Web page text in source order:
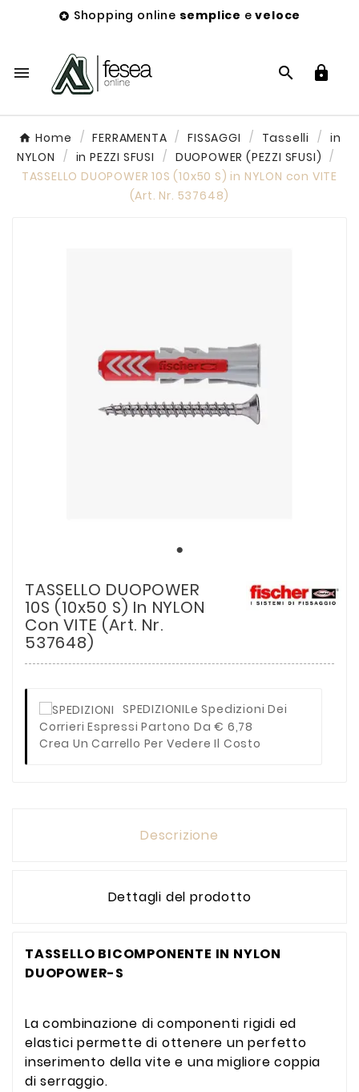
 Shopping online semplice eveloce
  
Home FERRAMENTA FISSAGGI Tasselli
in
NYLON
in PEZZI SFUSI
DUOPOWER (PEZZI SFUSI)
TASSELLO DUOPOWER 10S (10x50 S) in NYLON con VITE
(Art. Nr. 537648)
TASSELLO DUOPOWER
10S (10x50 S) In NYLON
Con VITE (Art. Nr.
537648)
SPEDIZIONILe Spedizioni Dei
Corrieri Espressi Partono Da € 6,78
Crea Un Carrello Per Vedere Il Costo
Descrizione
Dettagli del prodotto
TASSELLO BICOMPONENTE IN NYLON
DUOPOWER-S
La combinazione di componenti rigidi ed
elastici permette di ottenere un perfetto
inserimento della vite e una migliore coppia
di serraggio.